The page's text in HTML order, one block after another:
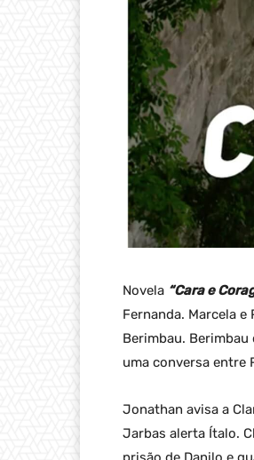
Novela “Cara e
Fernanda. Marcela
Berimbau.
uma conversa entre
Jonathan avisa a
Jarbas alerta Ítalo.